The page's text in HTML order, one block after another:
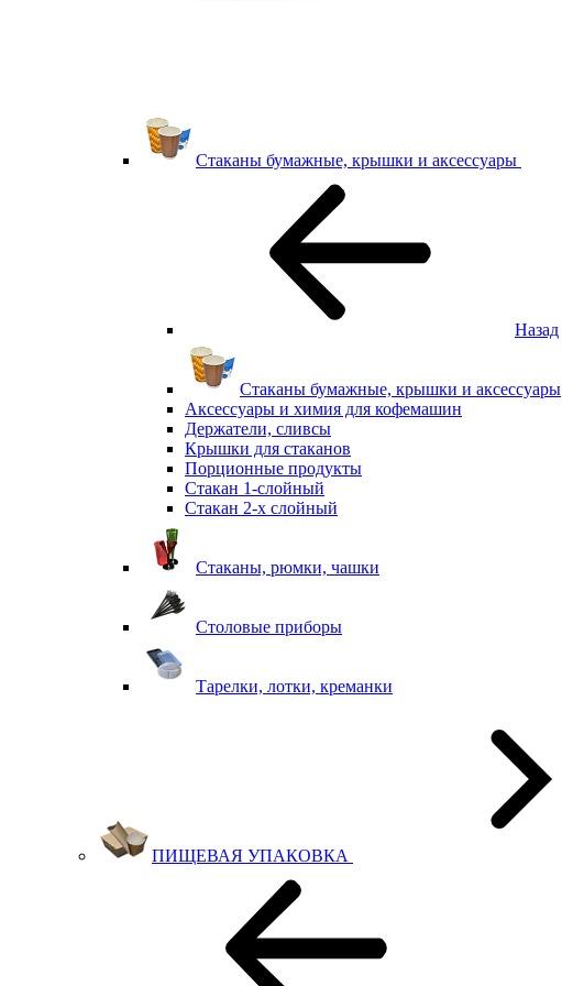
Стаканы бумажные, крышки и аксессуары
Назад
Стаканы бумажные, крышки и аксессуары
Аксессуары и химия для кофемашин
Держатели, сливсы
Крышки для стаканов
Порционные продукты
Стакан 1-слойный
Стакан 2-х слойный
Стаканы, рюмки, чашки
Столовые приборы
Тарелки, лотки, креманки
ПИЩЕВАЯ УПАКОВКА